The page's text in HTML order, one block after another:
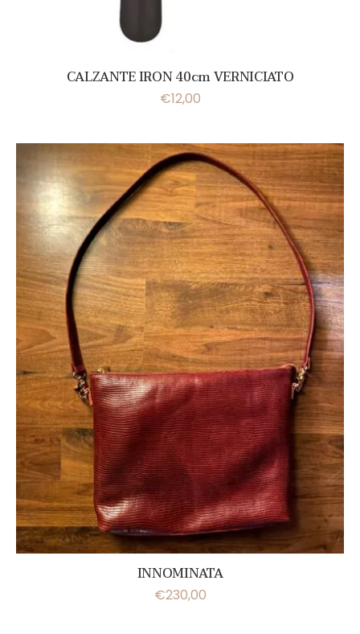
CALZANTE IRON 40cm VERNICIATO
€12,00
INNOMINATA
€230,00